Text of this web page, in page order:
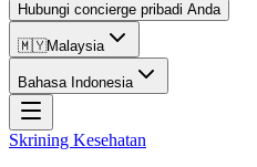
Hubungi concierge pribadi Anda
🇲🇾Malaysia
Bahasa Indonesia
Skrining Kesehatan